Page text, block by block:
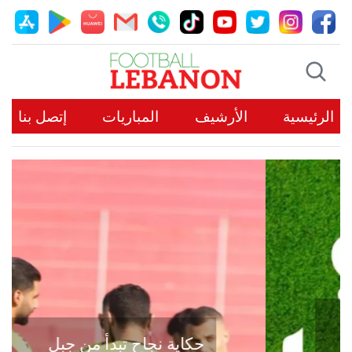
الرئيسية الأرشيف المباريات إتصل بنا
حكاية نجاح تبدأ من جبل